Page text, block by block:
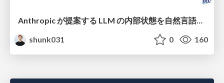
Anthropic が提案する LLM の内部状態を自然言語で説明可能にした Natural Language Autoencoders / Natural Language Autoencoders Produce Unsupervised Explanations of LLM Activations
shunk031
0 160